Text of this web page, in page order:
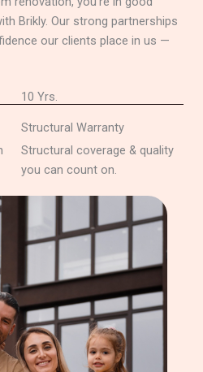
Brikly. Our strong partnerships
our clients place in us —
10 Yrs.
Structural Warranty
Structural coverage & quality
you can count on.